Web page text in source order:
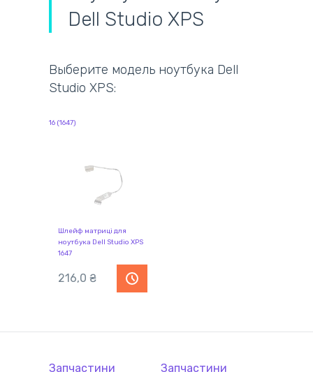
Dell Studio XPS
Выберите модель ноутбука Dell
Studio XPS:
16 (1647)
Шлейф матриці для
ноутбука Dell Studio XPS
1647
216,0 ₴
Запчастини
Запчастини